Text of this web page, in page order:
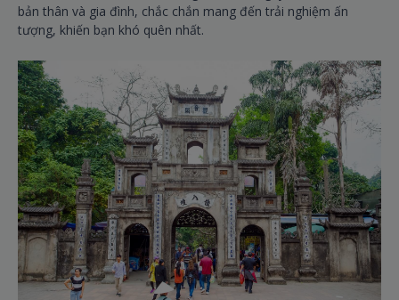
bản thân và gia đình, chắc chắn mang đến trải nghiệm ấn
tượng, khiến bạn khó quên nhất.